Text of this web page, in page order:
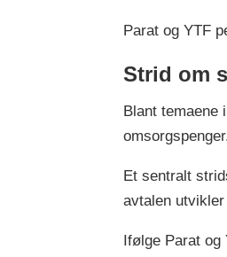
Parat og YTF
Strid om
Blant
Et sentralt
avtalen
Ifølge Parat